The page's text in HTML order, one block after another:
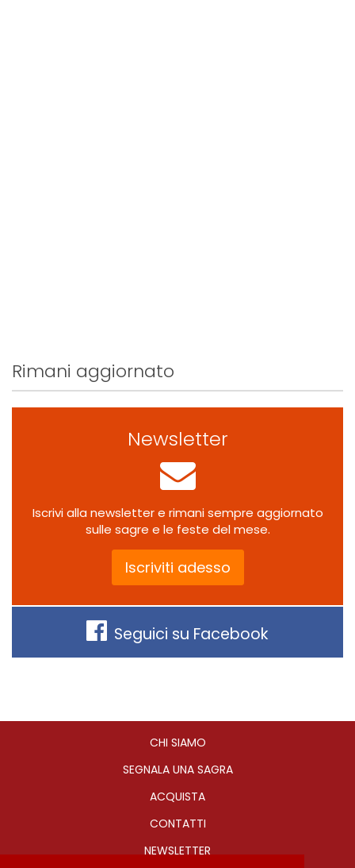
Rimani aggiornato
Newsletter
Iscrivi alla newsletter e rimani sempre aggiornato
sulle sagre e le feste del mese.
Iscriviti adesso
Seguici su Facebook
CHI SIAMO
SEGNALA UNA SAGRA
ACQUISTA
CONTATTI
NEWSLETTER